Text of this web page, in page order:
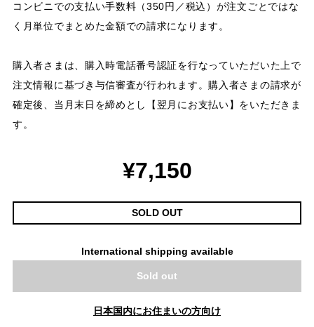
コンビニでの支払い手数料（350円／税込）が注文ごとではな
く月単位でまとめた金額での請求になります。
購入者さまは、購入時電話番号認証を行なっていただいた上で
注文情報に基づき与信審査が行われます。購入者さまの請求が
確定後、当月末日を締めとし【翌月にお支払い】をいただきま
す。
¥7,150
SOLD OUT
International shipping available
Sold out
日本国内にお住まいの方向け